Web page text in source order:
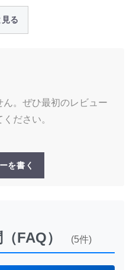
る
。ぜひ最初のレビュー
ださい。
を書く
FAQ） (5件)